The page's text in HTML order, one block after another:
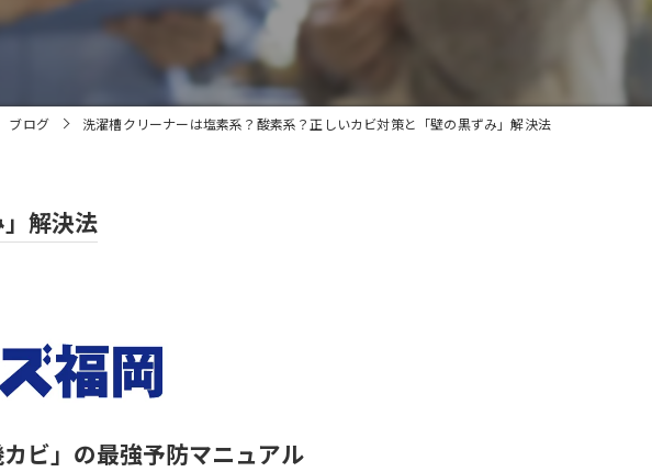
カビ検査
ブログ 洗濯槽クリーナーは塩素系？酸素系？正しいカビ対策と「壁の黒ずみ」解決法
解決法
ビ」の最強予防マニュアル